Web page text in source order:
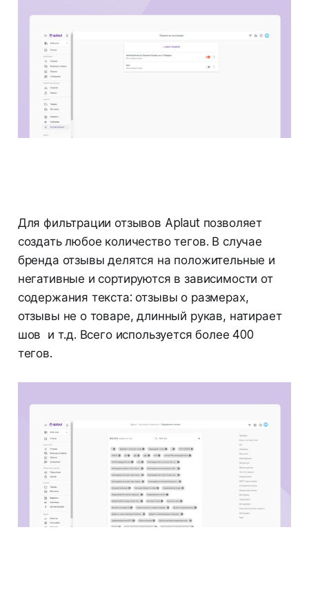
Для фильтрации отзывов Aplaut позволяет
создать любое количество тегов. В случае
бренда отзывы делятся на положительные и
негативные и сортируются в зависимости от
содержания текста: отзывы о размерах,
отзывы не о товаре, длинный рукав, натирает
шов и т.д. Всего используется более 400
тегов.